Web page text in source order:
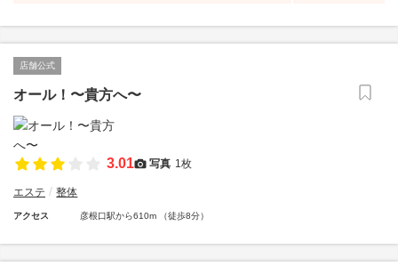
店舗公式
オール！〜貴方へ〜
3.01 写真 1枚
エステ 整体
アクセス 彦根口駅から610m （徒歩8分）